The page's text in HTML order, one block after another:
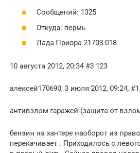
Сообщений: 1325
Откуда: пермь
Лада Приора 21703-018
10 августа 2012, 20:34 #3 123
алексей170690, 3 июля 2012, 09:24, #1
антивзлом гаражей (защита от
бензин на хантере наоборот из
перекачивает . Приходилось с